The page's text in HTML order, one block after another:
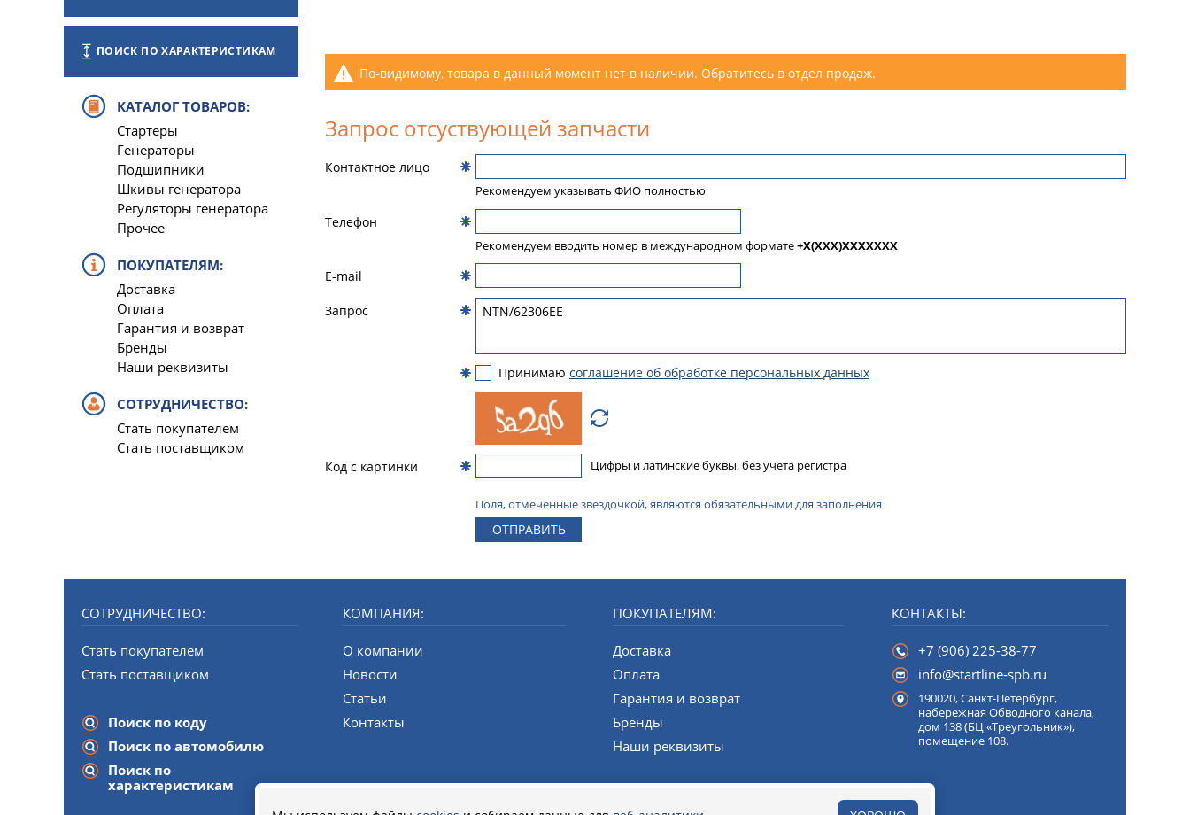
ПОИСК ПО ХАРАКТЕРИСТИКАМ
КАТАЛОГ ТОВАРОВ:
Стартеры
Генераторы
Подшипники
Шкивы генератора
Регуляторы генератора
Прочее
ПОКУПАТЕЛЯМ:
Доставка
Оплата
Гарантия и возврат
Бренды
Наши реквизиты
СОТРУДНИЧЕСТВО:
Стать покупателем
Стать поставщиком
По-видимому, товара в данный момент нет в наличии. Обратитесь в отдел продаж.
Запрос отсуствующей запчасти
Контактное лицо
Рекомендуем указывать ФИО полностью
Телефон
Рекомендуем вводить номер в международном формате+X(XXX)XXXXXXX
E-mail
Запрос
Принимаю соглашение об обработке персональных данных
Код с картинки Цифры и латинские буквы, без учета регистра
Поля, отмеченные звездочкой, являются обязательными для заполнения
ОТПРАВИТЬ
СОТРУДНИЧЕСТВО:
Стать покупателем
Стать поставщиком
Поиск по коду
Поиск по автомобилю
Поиск по
характеристикам
КОМПАНИЯ:
О компании
Новости
Статьи
Контакты
ПОКУПАТЕЛЯМ:
Доставка
Оплата
Гарантия и возврат
Бренды
Наши реквизиты
КОНТАКТЫ:
+7 (906) 225-38-77
info@startline-spb.ru
190020,Санкт-Петербург,
набережная Обводного канала,
дом 138 (БЦ «Треугольник»),
помещение 108.